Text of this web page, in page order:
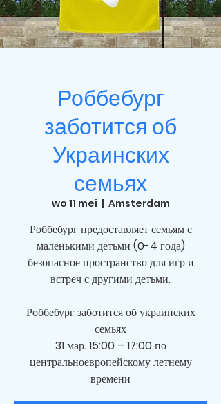
Роббебург
заботится об
Украинских
семьях
wo 11 mei
  |
Amsterdam
Роббебург предоставляет семьям с
маленькими детьми (0-4 года)
безопасное пространство для игр и
встреч с другими детьми.
Роббебург заботится об украинских
семьях
31 мар. 15:00 – 17:00 по
центральноевропейскому летнему
времени